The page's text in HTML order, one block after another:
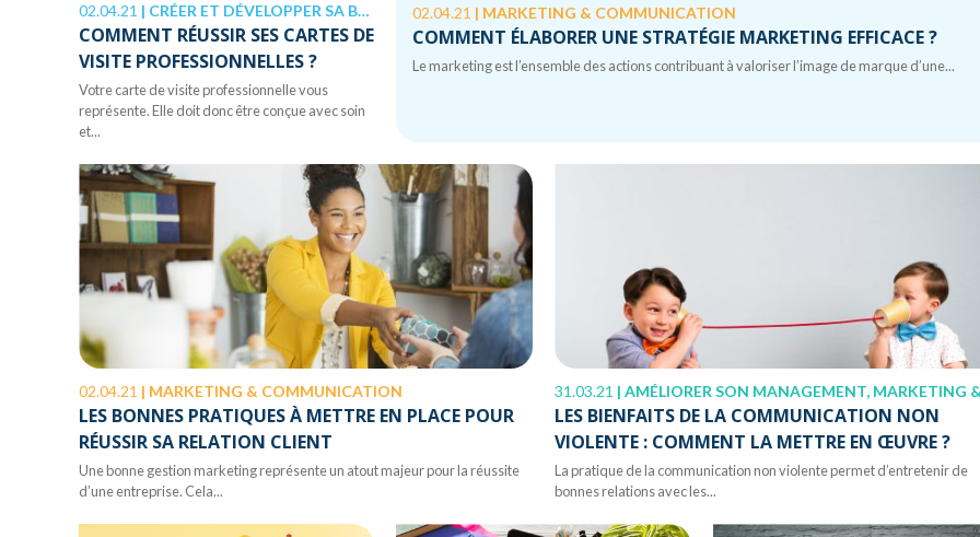
02.04.21 | CRÉER ET DÉVELOPPER SA BOÎTE, MARKETING & COMMUNICATION
COMMENT RÉUSSIR SES CARTES DE
VISITE PROFESSIONNELLES ?
Votre carte de visite professionnelle vous
représente. Elle doit donc être conçue avec soin
et...
02.04.21 | MARKETING & COMMUNICATION
COMMENT ÉLABORER UNE STRATÉGIE MARKETING EFFICACE ?
Le marketing est l’ensemble des actions contribuant à valoriser l’image de marque d’une...
02.04.21 | MARKETING & COMMUNICATION
LES BONNES PRATIQUES À METTRE EN PLACE POUR
RÉUSSIR SA RELATION CLIENT
Une bonne gestion marketing représente un atout majeur pour la réussite
d’une entreprise. Cela...
31.03.21 | AMÉLIORER SON MANAGEMENT, MARKETING &
LES BIENFAITS DE LA COMMUNICATION NON
VIOLENTE : COMMENT LA METTRE EN ŒUVRE ?
La pratique de la communication non violente permet d’entretenir de
bonnes relations avec les...